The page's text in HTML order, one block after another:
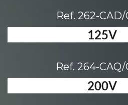
Ref. 262-CAD/
125V
Ref. 264-CAQ/
200V